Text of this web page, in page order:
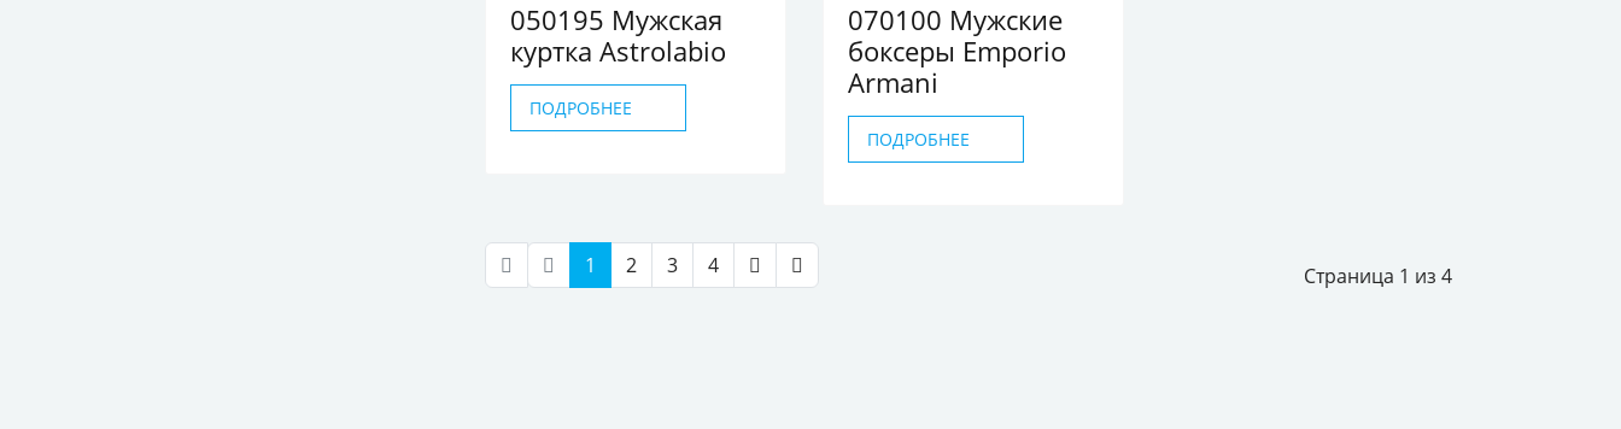
050195 Мужская
куртка Astrolabio
ПОДРОБНЕЕ
070100 Мужские
боксеры Emporio
Armani
ПОДРОБНЕЕ
Страница 1 из 4
1 2 3 4